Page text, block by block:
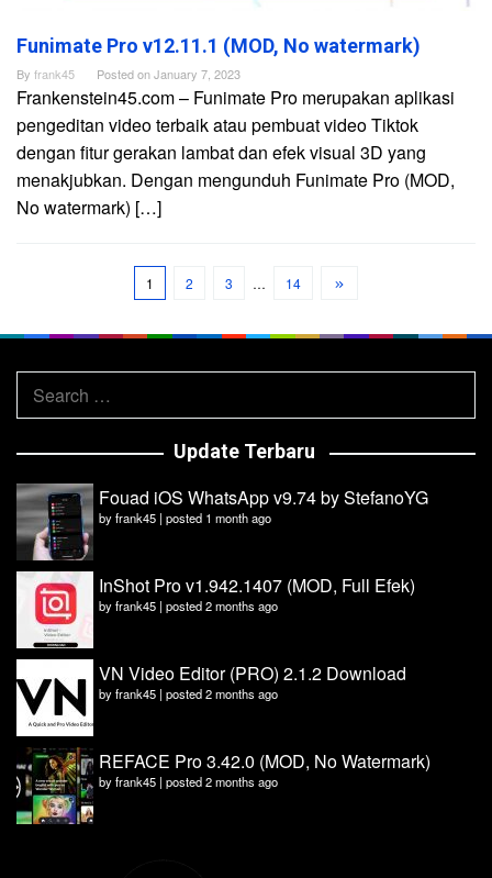
Funimate Pro v12.11.1 (MOD, No watermark)
By frank45 Posted onJanuary 7, 2023
Frankenstein45.com – Funimate Pro merupakan aplikasi
pengeditan video terbaik atau pembuat video Tiktok
dengan fitur gerakan lambat dan efek visual 3D yang
menakjubkan. Dengan mengunduh Funimate Pro (MOD,
No watermark) […]
1 2 3 … 14
Search
for:
Update Terbaru
Fouad iOS WhatsApp v9.74 by StefanoYG
byfrank45 | posted 1 month ago
InShot Pro v1.942.1407 (MOD, Full Efek)
byfrank45 | posted 2 months ago
VN Video Editor (PRO) 2.1.2 Download
byfrank45 | posted 2 months ago
REFACE Pro 3.42.0 (MOD, No Watermark)
byfrank45 | posted 2 months ago